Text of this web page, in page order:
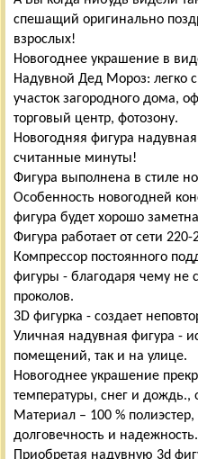
спешащий оригинально
взрослых!
Новогоднее украшение в
Надувной Дед Мороз: легко
участок загородного дома,
торговый центр, фотозону.
Новогодняя фигура
считанные минуты!
Фигура выполнена в стиле
Особенность новогодней
фигура будет хорошо
Фигура работает от сети 220-
Компрессор постоянного
фигуры - благодаря чему не
проколов.
3D фигурка - создает
Уличная надувная фигура -
помещений, так и на улице.
Новогоднее украшение
температуры, снег и дождь.,
Материал – 100 % полиэстер,
долговечность и надежность.
Приобретая надувную 3d